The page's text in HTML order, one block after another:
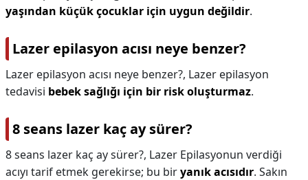
yaşından küçük çocuklar için uygun değildir.
Lazer epilasyon acısı neye benzer?
Lazer epilasyon acısı neye benzer?, Lazer epilasyon
tedavisi bebek sağlığı için bir risk oluşturmaz.
8 seans lazer kaç ay sürer?
8 seans lazer kaç ay sürer?, Lazer Epilasyonun verdiği
acıyı tarif etmek gerekirse; bu biryanık acısıdır. Sakın